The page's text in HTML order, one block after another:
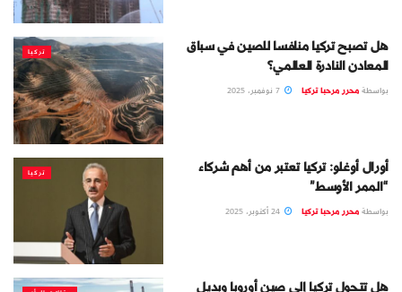
تركيا
هل تصبح تركيا منافسا للصين في سباق
المعادن النادرة العالمي؟
بواسطةمحرر مرحبا تركيا
تركيا
أورال أوغلو: تركيا تعتبر من أهم شركاء
“الممر الأوسط”
بواسطةمحرر مرحبا تركيا